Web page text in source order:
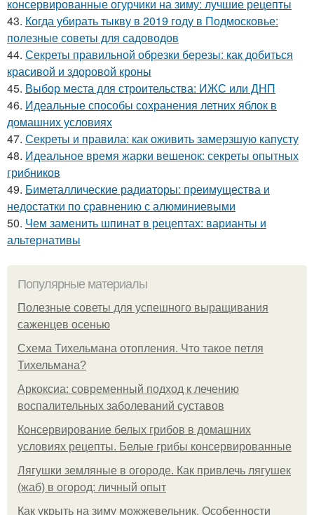
консервированные огурчики на зиму: лучшие рецепты
43. Когда убирать тыкву в 2019 году в Подмосковье:
полезные советы для садоводов
44. Секреты правильной обрезки березы: как добиться
красивой и здоровой кроны
45. Выбор места для строительства: ИЖС или ДНП
46. Идеальные способы сохранения летних яблок в
домашних условиях
47. Секреты и правила: как оживить замерзшую капусту
48. Идеальное время жарки вешенок: секреты опытных
грибников
49. Биметаллические радиаторы: преимущества и
недостатки по сравнению с алюминиевыми
50. Чем заменить шпинат в рецептах: варианты и
альтернативы
Популярные материалы
Полезные советы для успешного выращивания
саженцев осенью
Схема Тихельмана отопления. Что такое петля
Тихельмана?
Аркоксиа: современный подход к лечению
воспалительных заболеваний суставов
Консервирование белых грибов в домашних
условиях рецепты. Белые грибы консервированные
Лягушки земляные в огороде. Как привлечь лягушек
(жаб) в огород: личный опыт
Как укрыть на зиму можжевельник. Особенности